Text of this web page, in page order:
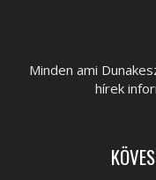
Minden ami
hírek